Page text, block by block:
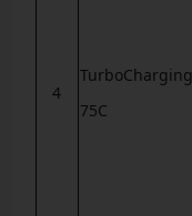
4
TurboCharging
75C